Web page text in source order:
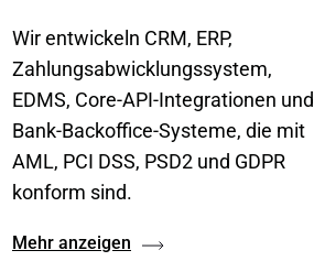
Wir entwickeln CRM, ERP,
Zahlungsabwicklungssystem,
EDMS, Core-API-Integrationen und
Bank-Backoffice-Systeme, die mit
AML, PCI DSS, PSD2 und GDPR
konform sind.
Mehr anzeigen